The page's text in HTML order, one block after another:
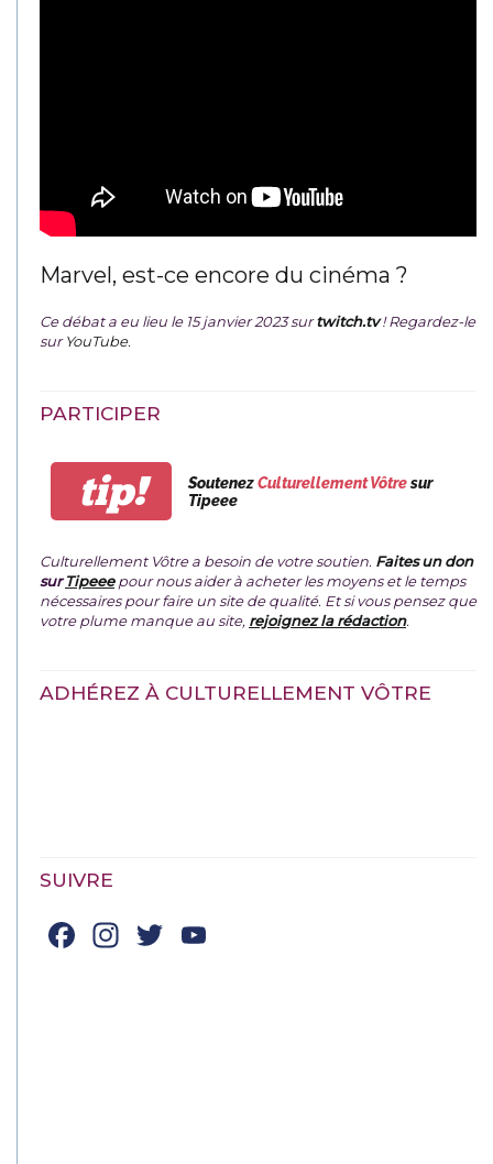
Marvel, est-ce encore du cinéma ?
Ce débat a eu lieu le 15 janvier 2023 surtwitch.tv ! Regardez-le
surYouTube.
PARTICIPER
tip! SoutenezCulturellement Vôtresur
Tipeee
Culturellement Vôtre a besoin de votre soutien. Faites un don
surTipeeepour nous aider à acheter les moyens et le temps
nécessaires pour faire un site de qualité. Et si vous pensez que
votre plume manque au site, rejoignez la rédaction.
ADHÉREZ À CULTURELLEMENT VÔTRE
SUIVRE
Facebook
Instagram
Twitter